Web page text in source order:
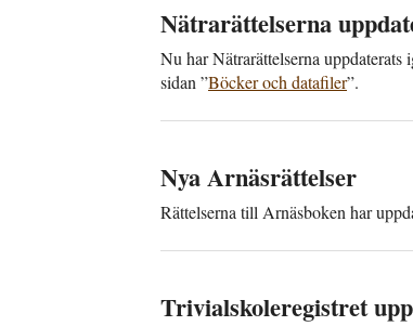
Nätra­rättelserna
Nu har Nätra­rättelserna
sidan ”Böcker och data­filer”.
Nya Arnäsrättelser
Rättelserna till Arnäsboken har
Trivial­skole­registret